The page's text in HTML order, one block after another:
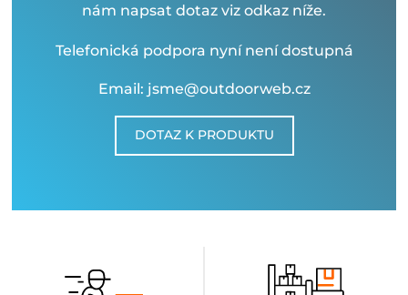
nám napsat dotaz viz odkaz níže.
Telefonická podpora nyní není dostupná
Email: jsme@outdoorweb.cz
DOTAZ K PRODUKTU